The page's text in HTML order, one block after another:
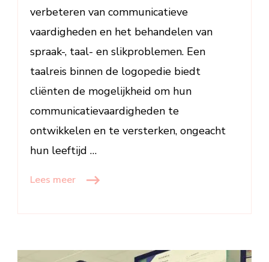
verbeteren van communicatieve
vaardigheden en het behandelen van
spraak-, taal- en slikproblemen. Een
taalreis binnen de logopedie biedt
cliënten de mogelijkheid om hun
communicatievaardigheden te
ontwikkelen en te versterken, ongeacht
hun leeftijd …
Lees meer